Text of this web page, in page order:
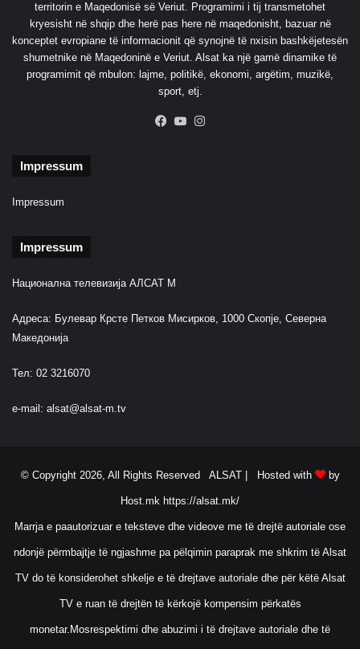
territorin e Maqedonisë së Veriut. Programimi i tij transmetohet
kryesisht në shqip dhe herë pas here në maqedonisht, bazuar në
konceptet evropiane të informacionit që synojnë të nxisin bashkëjetesën
shumetnike në Maqedoninë e Veriut. Alsat ka një gamë dinamike të
programimit që mbulon: lajme, politikë, ekonomi, argëtim, muzikë,
sport, etj.
Facebook
YouTube
Impressum
Impressum
Impressum
Национална телевизија АЛСАТ М
Адреса: Булевар Крсте Петков Мисирков, 1000 Скопје, Северна
Македонија
Тел: 02 3216070
e-mail: alsat@alsat-m.tv
© Copyright 2026, All Rights Reserved ALSAT | Hosted with by
Host.mk https://alsat.mk/
Marrja e paautorizuar e teksteve dhe videove me të drejtë autoriale ose
ndonjë përmbajtje të ngjashme pa pëlqimin paraprak me shkrim të Alsat
TV do të konsiderohet shkelje e të drejtave autoriale dhe për këtë Alsat
TV e ruan të drejtën të kërkojë kompensim përkatës
monetar.Mosrespektimi dhe abuzimi i të drejtave autoriale dhe të